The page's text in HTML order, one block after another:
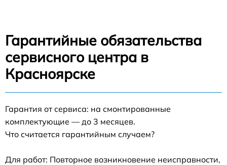
Гарантийные обязательства
сервисного центра в
Красноярске
Гарантия от сервиса: на смонтированные
комплектующие — до 3 месяцев.
Что считается гарантийным случаем?
Для работ: Повторное возникновение неисправности,